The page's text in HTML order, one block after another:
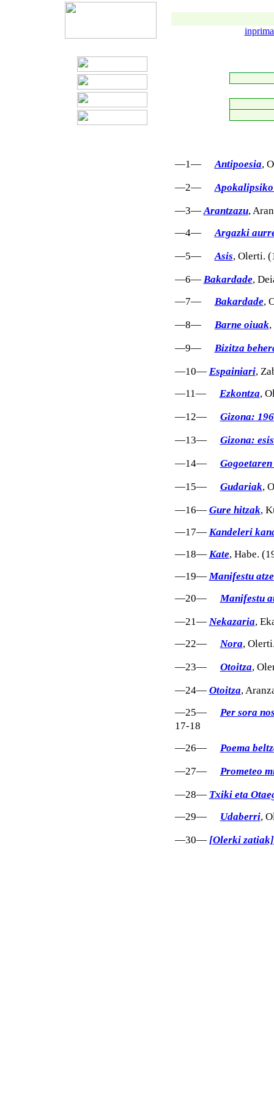
—1— Antipoesia,
—2—
—3—Arantzazu,
—4—
Argazki
—5—
Asis, Olerti.
—6— Bakardade,
—7—
Bakardade,
—8—
Barne oiuak,
—9—
Bizitza
—10— Espainiari,
—11—
Ezkontza,
—12—
Gizona:
—13—
Gizona:
—14—
—15—
Gudariak,
—16— Gure hitzak,
—17— Kandeleri
—18— Kate, Habe.
—19—Manifestu
—20—
Manifestu
—21— Nekazaria,
—22—
Nora,
—23—
Otoitza,
—24— Otoitza,
—25—
Per sora
17-18
—26—
Poema
—27—
Prometeo
—28— Txiki eta
—29—
Udaberri,
—30— [Olerki zatiak]